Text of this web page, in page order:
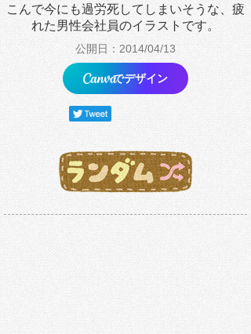
こんで今にも過労死してしまいそうな、疲
れた男性会社員のイラストです。
公開日：2014/04/13
でデザイン